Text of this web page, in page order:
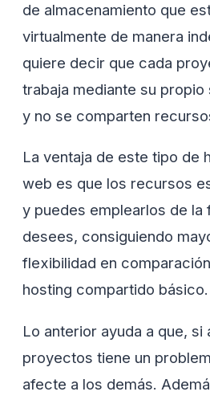
de almacenamiento que
virtualmente de manera
quiere decir que cada
trabaja mediante su
y no se comparten
La ventaja de este tipo de
web es que los recursos
y puedes emplearlos de la
desees, consiguiendo
flexibilidad en
hosting compartido básico.
Lo anterior ayuda a que, si
proyectos tiene un
afecte a los demás.